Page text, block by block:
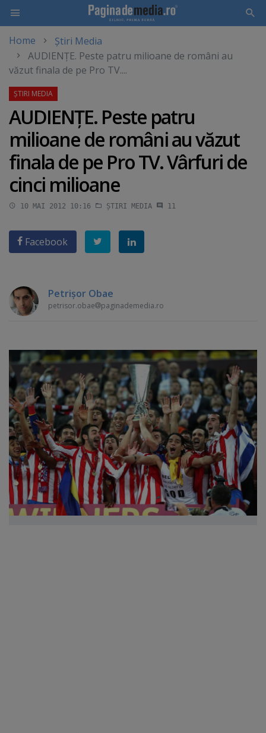
main
content
Home
Știri Media
AUDIENŢE. Peste patru milioane de români au
văzut finala de pe Pro TV....
AUDIENŢE. Peste patru
milioane de români au văzut
finala de pe Pro TV. Vârfuri de
cinci milioane
10 MAI 2012 10:16 ȘTIRI MEDIA 11
Facebook
Petrişor Obae
petrisor.obae paginademedia.ro